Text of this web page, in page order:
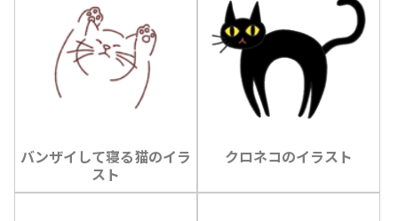
バンザイして寝る猫のイラ
スト
クロネコのイラスト